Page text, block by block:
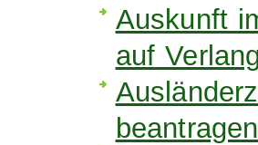
Auskunft
auf
beantragen